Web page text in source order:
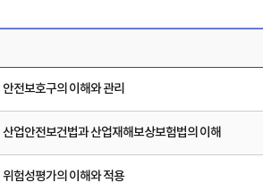
안전보호구의 이해와 관리
산업안전보건법과 산업재해보상보험법의 이해
위험성평가의 이해와 적용